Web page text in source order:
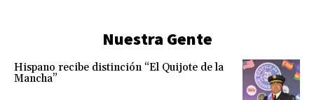
Nuestra Gente
Hispano recibe distinción “El Quijote de la
Mancha”